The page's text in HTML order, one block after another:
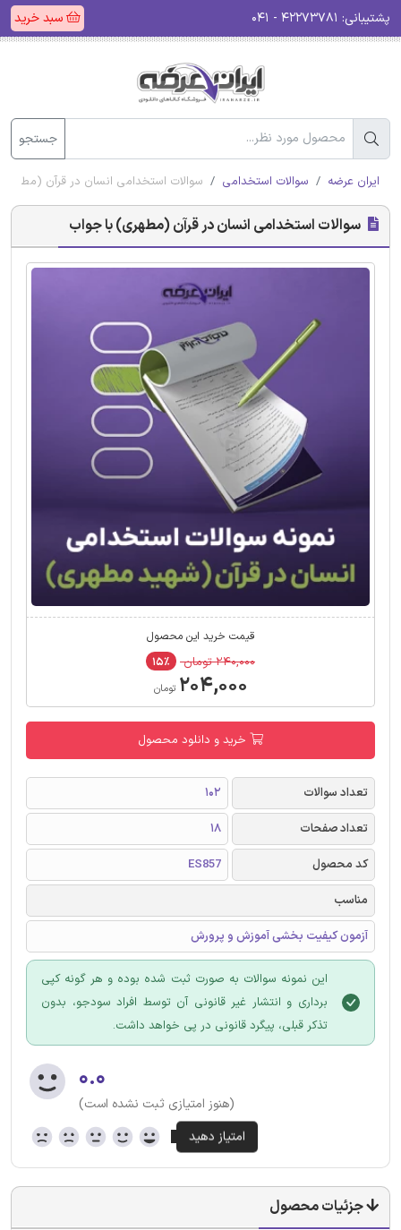
پشتیبانی: سبد خرید
جستجو
ایران عرضه سوالات استخدامی سوالات استخدامی انسان در قرآن
سوالات استخدامی انسان در قرآن (مطهری) با جواب
قیمت خرید این محصول
۲۴۰,۰۰۰ تومان ۱۵٪
۲۰۴,۰۰۰ تومان
خرید و دانلود محصول
تعداد سوالات
102
تعداد صفحات
18
کد محصول
ES857
مناسب
آزمون کیفیت بخشی آموزش و پرورش
این نمونه سوالات به صورت ثبت شده بوده و هر گونه کپی
برداری و انتشار غیر قانونی آن توسط افراد سودجو، بدون
تذکر قبلی، پیگرد قانونی در پی خواهد داشت.
۰.۰
(هنوز امتیازی ثبت نشده است)
جزئیات محصول